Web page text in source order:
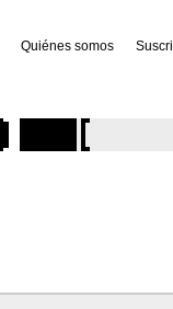
Quiénes somos